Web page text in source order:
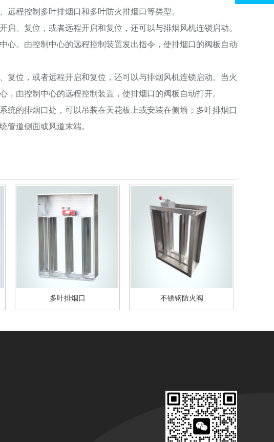
程控制多叶排烟口和多叶防火排烟口等类型。
、复位，或者远程开启和复位，还可以与排烟风机连锁启动。
心。由控制中心的远程控制装置发出指令，使排烟口的阀板自动
位，或者远程开启和复位，还可以与排烟风机连锁启动。当火
由控制中心的远程控制装置，使排烟口的阀板自动打开。
的排烟口处，可以吊装在天花板上或安装在侧墙；多叶排烟口
管道侧面或风道末端。
多叶排烟口 不锈钢防火阀